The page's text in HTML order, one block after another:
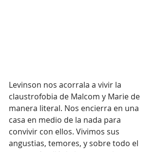
Levinson nos acorrala a vivir la
claustrofobia de Malcom y Marie de
manera literal. Nos encierra en una
casa en medio de la nada para
convivir con ellos. Vivimos sus
angustias, temores, y sobre todo el